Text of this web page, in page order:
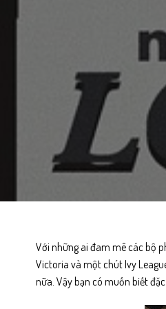
Với những ai đam mê các bộ
Victoria và một chút Ivy
nữa. Vậy bạn có muốn biết